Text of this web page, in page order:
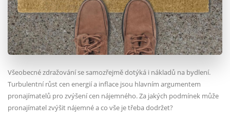
Všeobecné zdražování se samozřejmě dotýká i nákladů na bydlení.
Turbulentní růst cen energií a inflace jsou hlavním argumentem
pronajímatelů pro zvýšení cen nájemného. Za jakých podmínek může
pronajímatel zvýšit nájemné a co vše je třeba dodržet?